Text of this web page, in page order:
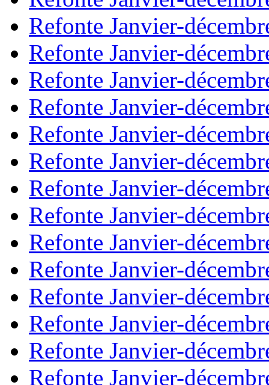
Refonte Janvier-
Refonte Janvier-
Refonte Janvier-
Refonte Janvier-
Refonte Janvier-
Refonte Janvier-
Refonte Janvier-
Refonte Janvier-
Refonte Janvier-
Refonte Janvier-
Refonte Janvier-
Refonte Janvier-
Refonte Janvier-
Refonte Janvier-